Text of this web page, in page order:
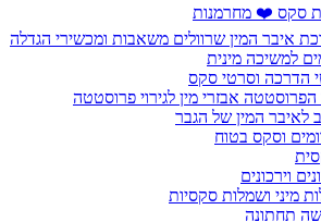
סקס ❤️ מחרמנות
איבר המין שרוולים משאבות ומכשירי הגדלה
למשיכה מינית
הדרכה וסרטי סקס
הפרוסטטה אבזרי מין לגירוי פרוסטטה
לאיבר המין של הגבר
וסקס בטוח
וירכונים
מיני ושמלות סקסיות
תחתונה